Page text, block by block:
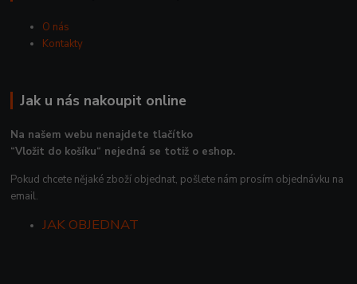
O nás
Kontakty
Jak u nás nakoupit online
Na našem webu nenajdete tlačítko
“Vložit do košíku“ nejedná se totiž o eshop.
Pokud chcete nějaké zboží objednat, pošlete nám prosím objednávku na
email.
JAK OBJEDNAT